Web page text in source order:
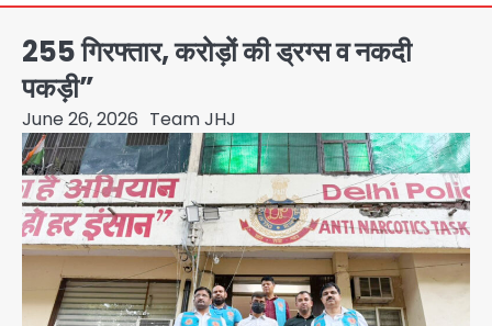
255 गिरफ्तार, करोड़ों की ड्रग्स व नकदी
पकड़ी”
June 26, 2026 Team JHJ